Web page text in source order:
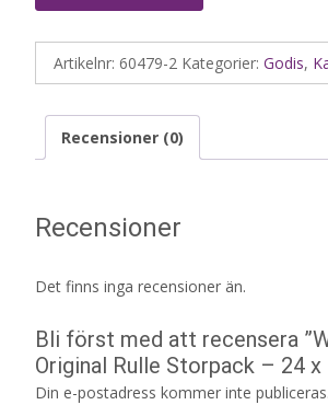
Artikelnr: 60479-2 Kategorier: Godis,
Recensioner (0)
Recensioner
Det finns inga recensioner än.
Bli först med att recensera
Original Rulle Storpack – 24 x
Din e-postadress kommer inte publiceras.